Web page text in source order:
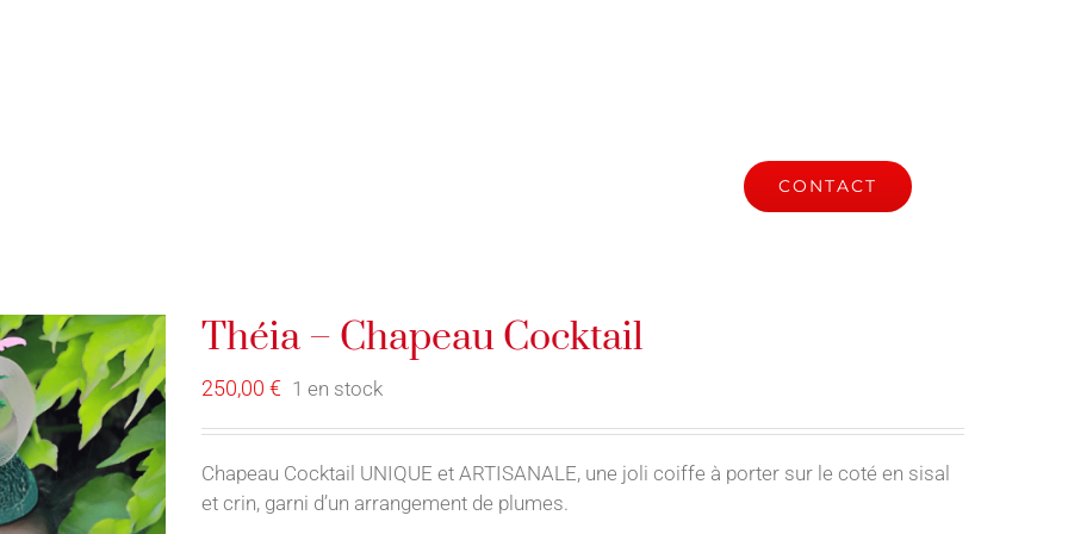
CONTACT
Théia – Chapeau Cocktail
250,00 € 1 en stock
Chapeau Cocktail UNIQUE et ARTISANALE, une joli coiffe à porter sur le coté en sisal
et crin, garni d’un arrangement de plumes.